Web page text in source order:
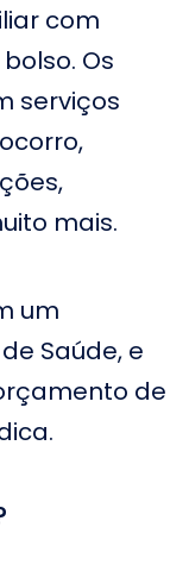
com
Os
serviços
mais.
um
Saúde, e
de